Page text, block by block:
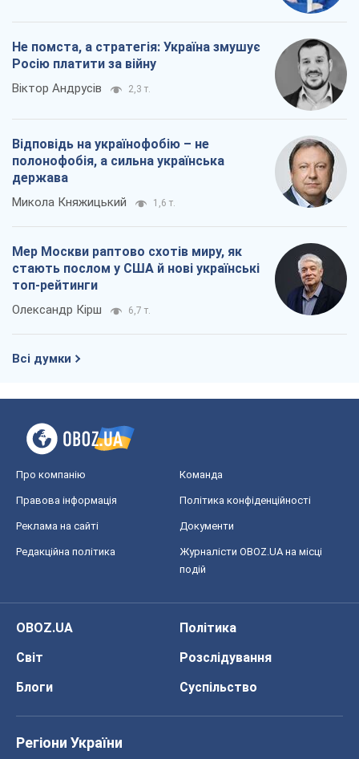
Не помста, а стратегія: Україна змушує
Росію платити за війну
Віктор Андрусів 2,3 т.
Відповідь на українофобію – не
полонофобія, а сильна українська
держава
Микола Княжицький 1,6 т.
Мер Москви раптово схотів миру, як
стають послом у США й нові українські
топ-рейтинги
Олександр Кірш 6,7 т.
Всі думки
Про компанію Команда
Правова інформація Політика конфіденційності
Реклама на сайті Документи
Редакційна політика
Журналісти OBOZ.UA на місці
подій
OBOZ.UA
Політика
Світ
Розслідування
Блоги
Суспільство
Регіони України